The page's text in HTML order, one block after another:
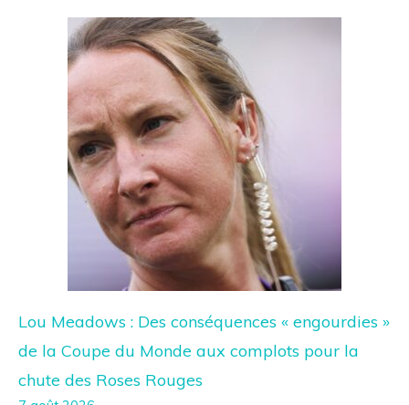
Lou Meadows : Des conséquences « engourdies »
de la Coupe du Monde aux complots pour la
chute des Roses Rouges